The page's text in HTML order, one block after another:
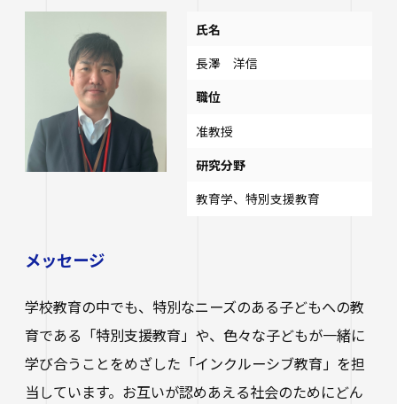
報道関係／取材等のお問い合わせ
駐車場利用
学生寮
アルバイト紹介
落とし物・忘れ物
学内で地震が発生したら
自治体・企業・団体との連携協定一覧
高大連携プログラム
みらい科学教育推進室
看護実践開発研究センター ～実施プログラム
知的・人的資源の公開（講師派遣）
オープンカレッジ
たいし塾
公開シンポジウム
その他の公開講座
メッセージ
学校教育の中でも、特別なニーズのある子どもへの教
育である「特別支援教育」や、色々な子どもが一緒に
学び合うことをめざした「インクルーシブ教育」を担
当しています。お互いが認めあえる社会のためにどん
氏名
長澤 洋信
職位
准教授
研究分野
教育学、特別支援教育